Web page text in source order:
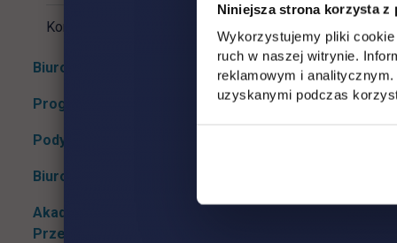
Niniejsza strona korzysta z
Wykorzystujemy pliki
ruch w naszej witrynie.
reklamowym i
uzyskanymi podczas
Kontakt
Biuro karier Rozwiń podmenu
Program Erasmus+
Podyplomowe Rozwiń podmenu
Biuro Projektów Unijnych
Akademicki Inkubator
Przedsiębiorczości UTH
CJO
procesu
CJO.